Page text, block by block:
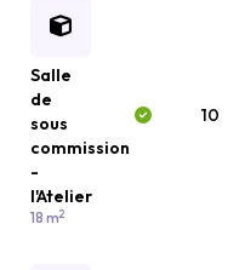
Salle
de
sous
commission
-
l'Atelier
18 m2
10